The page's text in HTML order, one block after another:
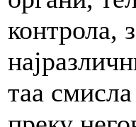
контрола,
таа